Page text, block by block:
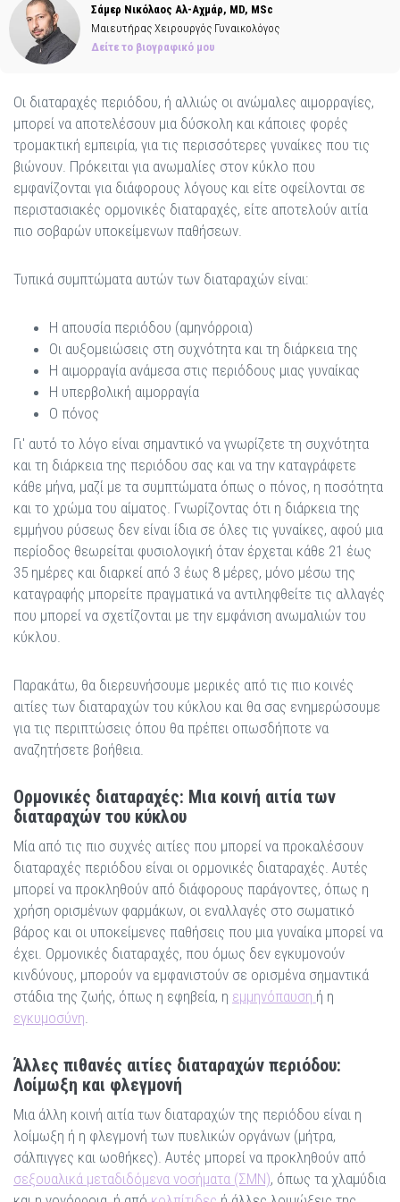
Σάμερ Νικόλαος Αλ-Αχμάρ, MD, MSc
Μαιευτήρας Χειρουργός Γυναικολόγος
Δείτε το βιογραφικό μου
Οι διαταραχές περιόδου, ή αλλιώς οι ανώμαλες αιμορραγίες,
μπορεί να αποτελέσουν μια δύσκολη και κάποιες φορές
τρομακτική εμπειρία, για τις περισσότερες γυναίκες που τις
βιώνουν. Πρόκειται για ανωμαλίες στον κύκλο που
εμφανίζονται για διάφορους λόγους και είτε οφείλονται σε
περιστασιακές ορμονικές διαταραχές, είτε αποτελούν αιτία
πιο σοβαρών υποκείμενων παθήσεων.
Τυπικά συμπτώματα αυτών των διαταραχών είναι:
Η απουσία περιόδου (αμηνόρροια)
Οι αυξομειώσεις στη συχνότητα και τη διάρκεια της
Η αιμορραγία ανάμεσα στις περιόδους μιας γυναίκας
Η υπερβολική αιμορραγία
Ο πόνος
Γι' αυτό το λόγο είναι σημαντικό να γνωρίζετε τη συχνότητα
και τη διάρκεια της περιόδου σας και να την καταγράφετε
κάθε μήνα, μαζί με τα συμπτώματα όπως ο πόνος, η ποσότητα
και το χρώμα του αίματος. Γνωρίζοντας ότι η διάρκεια της
εμμήνου ρύσεως δεν είναι ίδια σε όλες τις γυναίκες, αφού μια
περίοδος θεωρείται φυσιολογική όταν έρχεται κάθε 21 έως
35 ημέρες και διαρκεί από 3 έως 8 μέρες, μόνο μέσω της
καταγραφής μπορείτε πραγματικά να αντιληφθείτε τις αλλαγές
που μπορεί να σχετίζονται με την εμφάνιση ανωμαλιών του
κύκλου.
Παρακάτω, θα διερευνήσουμε μερικές από τις πιο κοινές
αιτίες των διαταραχών του κύκλου και θα σας ενημερώσουμε
για τις περιπτώσεις όπου θα πρέπει οπωσδήποτε να
αναζητήσετε βοήθεια.
Ορμονικές διαταραχές: Μια κοινή αιτία των
διαταραχών του κύκλου
Μία από τις πιο συχνές αιτίες που μπορεί να προκαλέσουν
διαταραχές περιόδου είναι οι ορμονικές διαταραχές. Αυτές
μπορεί να προκληθούν από διάφορους παράγοντες, όπως η
χρήση ορισμένων φαρμάκων, οι εναλλαγές στο σωματικό
βάρος και οι υποκείμενες παθήσεις που μια γυναίκα μπορεί να
έχει. Ορμονικές διαταραχές, που όμως δεν εγκυμονούν
κινδύνους, μπορούν να εμφανιστούν σε ορισμένα σημαντικά
στάδια της ζωής, όπως η εφηβεία, η εμμηνόπαυση ή η
εγκυμοσύνη.
Άλλες πιθανές αιτίες διαταραχών περιόδου:
Λοίμωξη και φλεγμονή
Μια άλλη κοινή αιτία των διαταραχών της περιόδου είναι η
λοίμωξη ή η φλεγμονή των πυελικών οργάνων (μήτρα,
σάλπιγγες και ωοθήκες). Αυτές μπορεί να προκληθούν από
σεξουαλικά μεταδιδόμενα νοσήματα (ΣΜΝ), όπως τα χλαμύδια